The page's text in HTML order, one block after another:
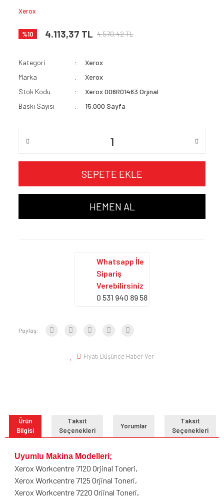
Xerox
%10 4.113,37 TL 4.570,42 TL
Kategori
Xerox
Marka
Xerox
Stok Kodu
Xerox 006R01463 Orjinal
Baskı Sayısı
15.000 Sayfa
SEPETE EKLE
HEMEN AL
Whatsapp İle
Sipariş
Verebilirsiniz
0 531 940 89 58
Paylaş:
Fiyatı Düşünce Haber Ver
Ürün
Bilgisi
Taksit
Seçenekleri
Yorumlar
Taksit
Seçenekleri
Uyumlu Makina Modelleri;
Xerox Workcentre 7120 Orjinal Toneri,
Xerox Workcentre 7125 Orjinal Toneri,
Xerox Workcentre 7220 Orjinal Toneri,